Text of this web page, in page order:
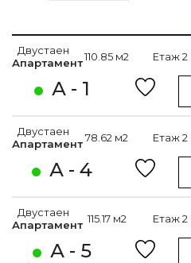
А - 1
Двустаен
Апартамент110.85 м2 Етаж 2
А - 4
Двустаен
Апартамент78.62 м2 Етаж 2
А - 5
Двустаен
Апартамент 115.17 м2 Етаж 2